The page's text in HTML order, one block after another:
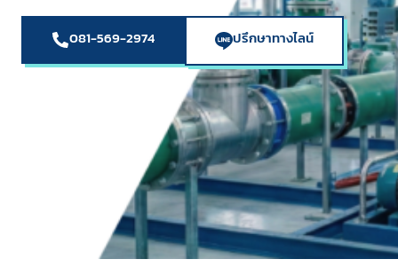
081-569-2974 ปรึกษาทางไลน์